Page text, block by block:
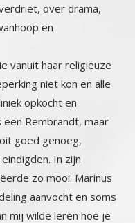
over drama,
en
vanuit haar religieuze
niet kon en alle
opkocht en
een Rembrandt, maar
goed genoeg,
In zijn
zo mooi. Marinus
aanvocht en soms
mij wilde leren hoe je